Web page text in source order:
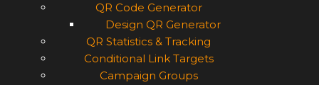
QR Code Generator
Design QR Generator
QR Statistics & Tracking
Conditional Link Targets
Campaign Groups